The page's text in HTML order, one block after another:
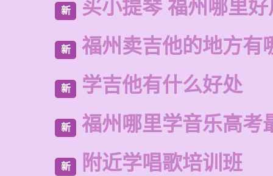
新 买小提琴 福州哪里
新 福州卖吉他的地方有
新 学吉他有什么好处
新 福州哪里学音乐高考
新 附近学唱歌培训班